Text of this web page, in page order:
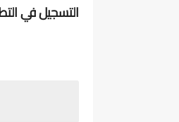
التسجيل في